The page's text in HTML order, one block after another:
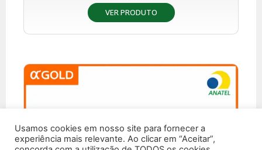
VER PRODUTO
Usamos cookies em nosso site para fornecer a
experiência mais relevante. Ao clicar em “Aceitar”,